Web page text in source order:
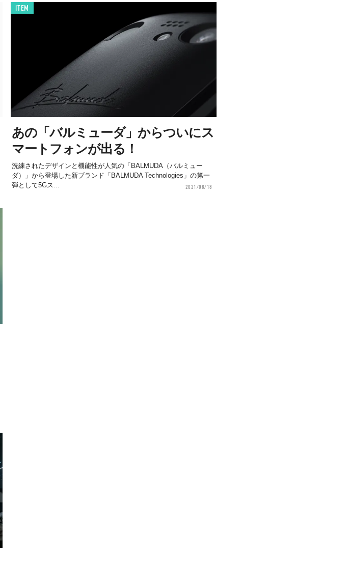
ITEM
あの「バルミューダ」からついにス
マートフォンが出る！
洗練されたデザインと機能性が人気の「BALMUDA（バルミュー
ダ）」から登場した新ブランド「BALMUDA Technologies」の第一
弾として5Gス...
2021/08/18